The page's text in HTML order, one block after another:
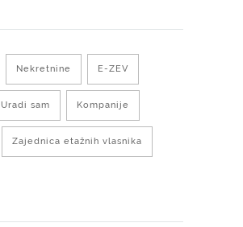
Nekretnine E-ZEV
Uradi sam Kompanije
Zajednica etažnih vlasnika